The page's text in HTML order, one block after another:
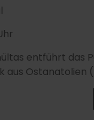
entführt das
aus Ostanatolien